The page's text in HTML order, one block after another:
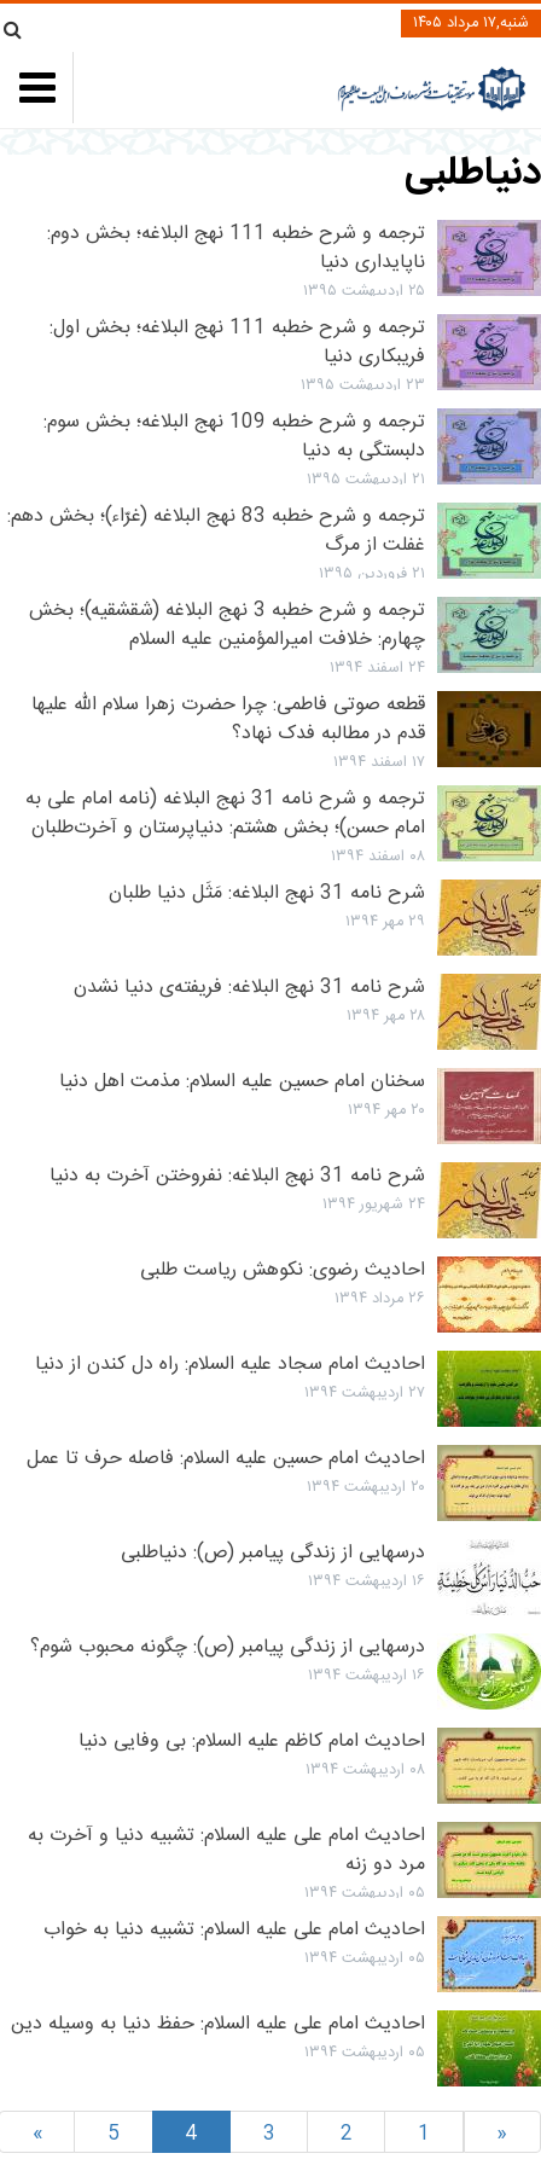
شنبه,۱۷ مرداد ۱۴۰۵
دنیاطلبی
ترجمه و شرح خطبه 111 نهج البلاغه؛ بخش دوم:
ناپایداری دنیا
۲۵ اردیبهشت ۱۳۹۵
ترجمه و شرح خطبه 111 نهج البلاغه؛ بخش اول:
فریبکاری دنیا
۲۳ اردیبهشت ۱۳۹۵
ترجمه و شرح خطبه 109 نهج البلاغه؛ بخش سوم:
دلبستگی به دنیا
۲۱ اردیبهشت ۱۳۹۵
ترجمه و شرح خطبه 83 نهج البلاغه (غرّاء)؛ بخش دهم:
غفلت از مرگ
۲۱ فروردین ۱۳۹۵
ترجمه و شرح خطبه 3 نهج البلاغه (شقشقیه)؛ بخش
چهارم: خلافت امیرالمؤمنین علیه السلام
۲۴ اسفند ۱۳۹۴
قطعه صوتی فاطمی: چرا حضرت زهرا سلام الله علیها
قدم در مطالبه فدک نهاد؟
۱۷ اسفند ۱۳۹۴
ترجمه و شرح نامه 31 نهج البلاغه (نامه امام علی به
امام حسن)؛ بخش هشتم: دنیاپرستان و آخرت‌طلبان
۰۸ اسفند ۱۳۹۴
شرح نامه 31 نهج البلاغه: مَثَل دنیا طلبان
۲۹ مهر ۱۳۹۴
شرح نامه 31 نهج البلاغه: فریفته‌ی دنیا نشدن
۲۸ مهر ۱۳۹۴
سخنان امام حسین علیه السلام: مذمت اهل دنیا
۲۰ مهر ۱۳۹۴
شرح نامه 31 نهج البلاغه: نفروختن آخرت به دنيا
۲۴ شهریور ۱۳۹۴
احادیث رضوی: نکوهش ریاست طلبی
۲۶ مرداد ۱۳۹۴
احادیث امام سجاد علیه السلام: راه دل کندن از دنیا
۲۷ اردیبهشت ۱۳۹۴
احادیث امام حسین علیه السلام: فاصله حرف تا عمل
۲۰ اردیبهشت ۱۳۹۴
درسهایی از زندگی پیامبر (ص): دنیاطلبی
۱۶ اردیبهشت ۱۳۹۴
درسهایی از زندگی پیامبر (ص): چگونه محبوب شوم؟
۱۶ اردیبهشت ۱۳۹۴
احادیث امام کاظم علیه السلام: بی وفایی دنیا
۰۸ اردیبهشت ۱۳۹۴
احادیث امام علی علیه السلام: تشبیه دنیا و آخرت به
مرد دو زنه
۰۵ اردیبهشت ۱۳۹۴
احادیث امام علی علیه السلام: تشبیه دنیا به خواب
۰۵ اردیبهشت ۱۳۹۴
احادیث امام علی علیه السلام: حفظ دنیا به وسیله دین
۰۵ اردیبهشت ۱۳۹۴
«
1
2
3
4
5
»